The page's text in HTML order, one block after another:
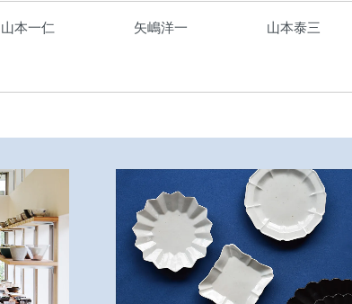
山本一仁 矢嶋洋一 山本泰三